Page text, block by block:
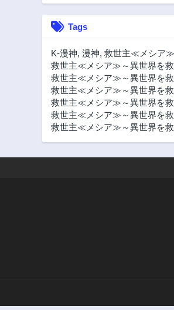
Tags
K-漫神, 漫神, 救世主≪メシア≫
救世主≪メシア≫～異世界を救
救世主≪メシア≫～異世界を救
救世主≪メシア≫～異世界を救
救世主≪メシア≫～異世界を救
救世主≪メシア≫～異世界を救
救世主≪メシア≫～異世界を救